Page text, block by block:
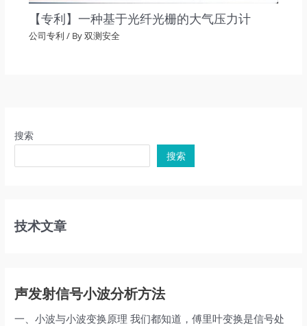
搜索
搜索
技术文章
声发射信号小波分析方法
一、小波与小波变换原理 我们都知道，傅里叶变换是信号处
【专利】一种基于光纤光栅的大气压力计
公司专利 / By双测安全